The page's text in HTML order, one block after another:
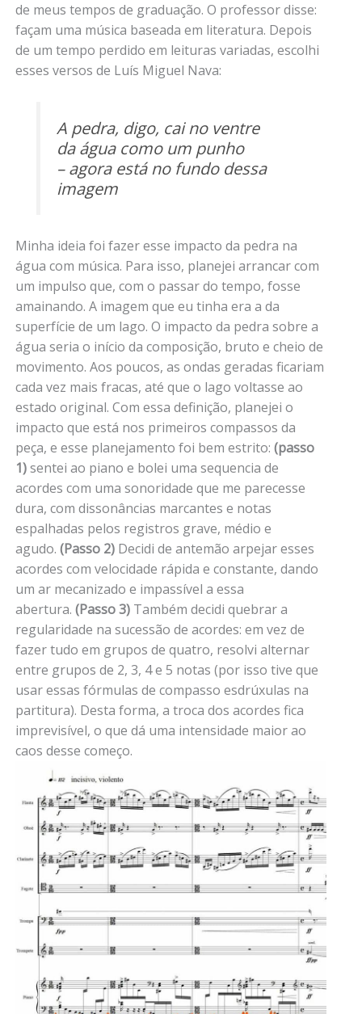
de meus tempos de graduação. O professor disse:
façam uma música baseada em literatura. Depois
de um tempo perdido em leituras variadas, escolhi
esses versos de Luís Miguel Nava:
A pedra, digo, cai no ventre
da água como um punho
– agora está no fundo dessa
imagem
Minha ideia foi fazer esse impacto da pedra na
água com música. Para isso, planejei arrancar com
um impulso que, com o passar do tempo, fosse
amainando. A imagem que eu tinha era a da
superfície de um lago. O impacto da pedra sobre a
água seria o início da composição, bruto e cheio de
movimento. Aos poucos, as ondas geradas ficariam
cada vez mais fracas, até que o lago voltasse ao
estado original. Com essa definição, planejei o
impacto que está nos primeiros compassos da
peça, e esse planejamento foi bem estrito: (passo
1)sentei ao piano e bolei uma sequencia de
acordes com uma sonoridade que me parecesse
dura, com dissonâncias marcantes e notas
espalhadas pelos registros grave, médio e
agudo. (Passo 2)Decidi de antemão arpejar esses
acordes com velocidade rápida e constante, dando
um ar mecanizado e impassível a essa
abertura. (Passo 3)Também decidi quebrar a
regularidade na sucessão de acordes: em vez de
fazer tudo em grupos de quatro, resolvi alternar
entre grupos de 2, 3, 4 e 5 notas (por isso tive que
usar essas fórmulas de compasso esdrúxulas na
partitura). Desta forma, a troca dos acordes fica
imprevisível, o que dá uma intensidade maior ao
caos desse começo.